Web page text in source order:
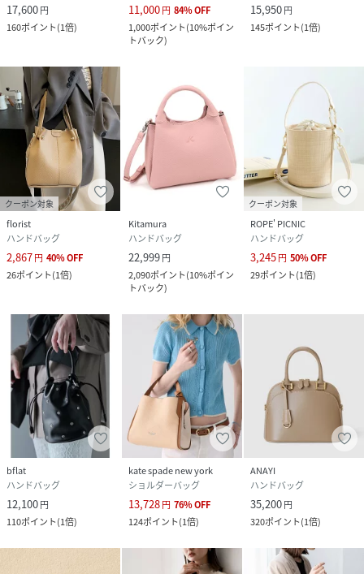
17,600円
160ポイント(1倍)
11,000円 84%OFF
1,000ポイント(10%ポイン
トバック)
15,950円
145ポイント(1倍)
クーポン対象
florist
ハンドバッグ
2,867円 40%OFF
26ポイント(1倍)
Kitamura
ハンドバッグ
22,999円
2,090ポイント(10%ポイン
トバック)
クーポン対象
ROPE' PICNIC
ハンドバッグ
3,245円 50%OFF
29ポイント(1倍)
bflat
ハンドバッグ
12,100円
110ポイント(1倍)
kate spade new york
ショルダーバッグ
13,728円 76%OFF
124ポイント(1倍)
ANAYI
ハンドバッグ
35,200円
320ポイント(1倍)